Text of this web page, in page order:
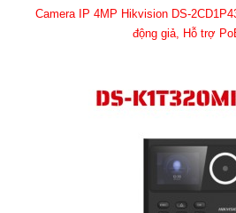
Camera IP 4MP Hikvision DS-
động giả, Hỗ trợ